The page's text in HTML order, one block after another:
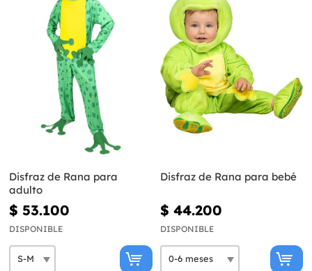
Disfraz de Rana para
adulto
$ 53.100
DISPONIBLE
Disfraz de Rana para bebé
$ 44.200
DISPONIBLE